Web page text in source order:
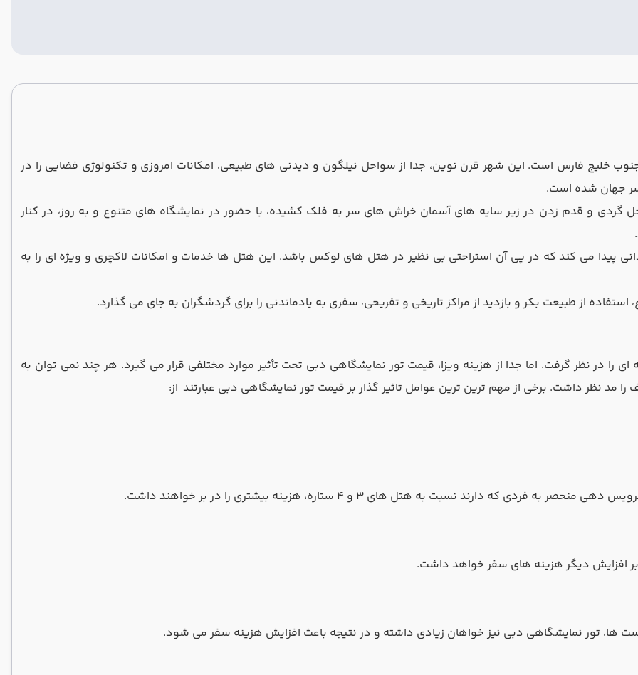
خلیج فارس است. این شهر قرن نوین، جدا از سواحل نیلگون و دیدنی های طبیعی، امکانات امروزی و تکنولوژی فضایی را در
جهان شده است.
گردی و قدم زدن در زیر سایه های آسمان خراش های سر به فلک کشیده، با حضور در نمایشگاه های متنوع و به روز، در کنار
پیدا می کند که در پی آن استراحتی بی نظیر در هتل های لوکس باشد. این هتل ها خدمات و امکانات لاکچری و ویژه ای را به
از طبیعت بکر و بازدید از مراکز تاریخی و تفریحی، سفری به یادماندنی را برای گردشگران به جای می گذارد.
را در نظر گرفت. اما جدا از هزینه ویزا، قیمت تور نمایشگاهی دبی تحت تأثیر موارد مختلفی قرار می گیرد. هر چند نمی توان به
نظر داشت. برخی از مهم ترین ترین عوامل تاثیر گذار بر قیمت تور نمایشگاهی دبی عبارتند از:
افزایش دیگر هزینه های سفر خواهد داشت.
ها، تور نمایشگاهی دبی نیز خواهان زیادی داشته و در نتیجه باعث افزایش هزینه سفر می شود.